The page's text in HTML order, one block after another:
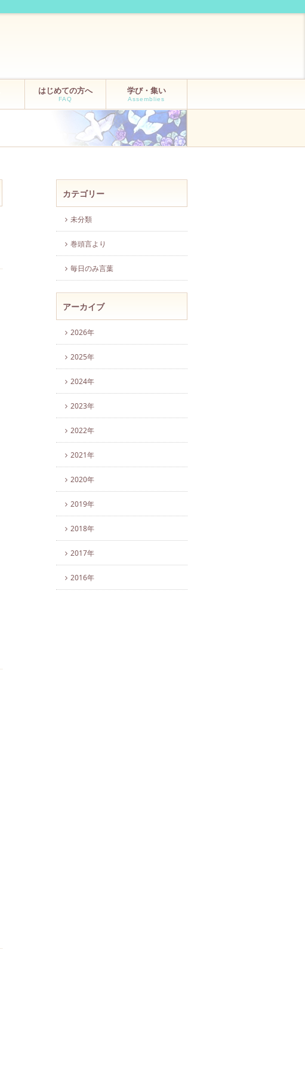
はじめての方へ
FAQ
学び・集い
Assemblies
カテゴリー
未分類
巻頭言より
毎日のみ言葉
アーカイブ
2026年
2025年
2024年
2023年
2022年
2021年
2020年
2019年
2018年
2017年
2016年